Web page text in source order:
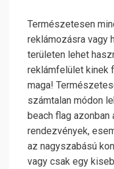
Természetesen
reklámozásra vagy
területen lehet
reklámfelület kinek
maga!
számtalan módon
beach flag
rendezvények,
az nagyszabású
vagy csak egy